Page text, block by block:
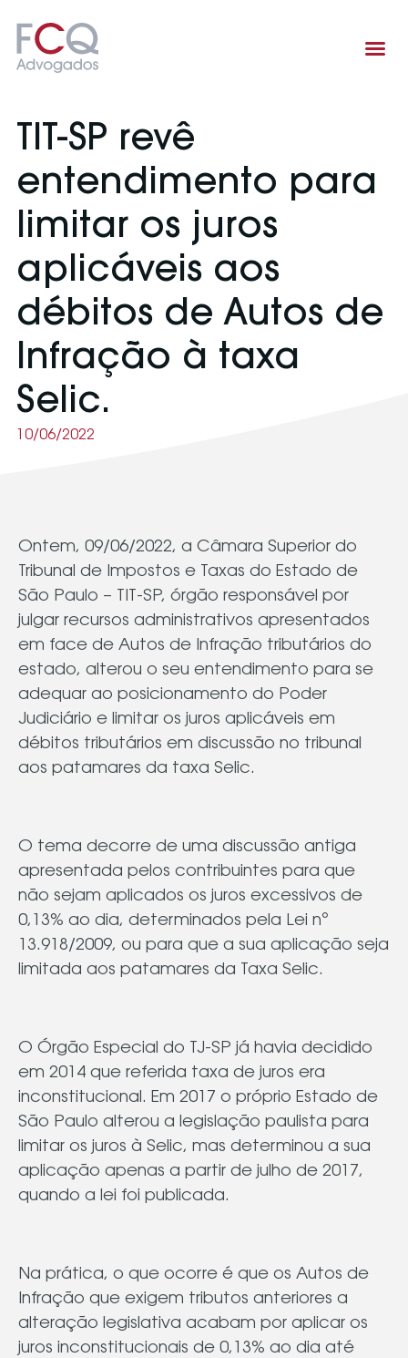
TIT-SP revê
entendimento para
limitar os juros
aplicáveis aos
débitos de Autos de
Infração à taxa
Selic.
10/06/2022
Ontem, 09/06/2022, a Câmara Superior do
Tribunal de Impostos e Taxas do Estado de
São Paulo – TIT-SP, órgão responsável por
julgar recursos administrativos apresentados
em face de Autos de Infração tributários do
estado, alterou o seu entendimento para se
adequar ao posicionamento do Poder
Judiciário e limitar os juros aplicáveis em
débitos tributários em discussão no tribunal
aos patamares da taxa Selic.
O tema decorre de uma discussão antiga
apresentada pelos contribuintes para que
não sejam aplicados os juros excessivos de
0,13% ao dia, determinados pela Lei nº
13.918/2009, ou para que a sua aplicação seja
limitada aos patamares da Taxa Selic.
O Órgão Especial do TJ-SP já havia decidido
em 2014 que referida taxa de juros era
inconstitucional. Em 2017 o próprio Estado de
São Paulo alterou a legislação paulista para
limitar os juros à Selic, mas determinou a sua
aplicação apenas a partir de julho de 2017,
quando a lei foi publicada.
Na prática, o que ocorre é que os Autos de
Infração que exigem tributos anteriores a
alteração legislativa acabam por aplicar os
juros inconstitucionais de 0,13% ao dia até